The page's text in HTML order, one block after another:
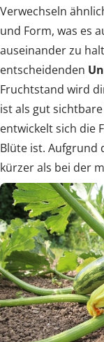
Verwechseln
und Form, was es
auseinander zu
entscheidenden
Fruchtstand wird
ist als gut
entwickelt sich die
Blüte ist. Aufgrund
kürzer als bei der